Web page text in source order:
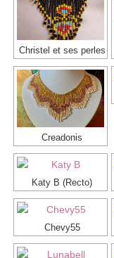
Christel et ses perles
Creadonis
Katy B (Recto)
Chevy55